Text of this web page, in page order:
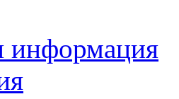
информация